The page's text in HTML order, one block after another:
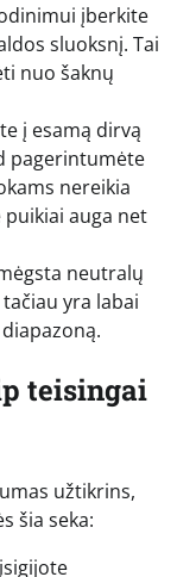
įberkite
sluoksnį. Tai
nuo šaknų
į esamą dirvą
pagerintumėte
nereikia
auga net
neutralų
yra labai
teisingai
užtikrins,
šia seka: